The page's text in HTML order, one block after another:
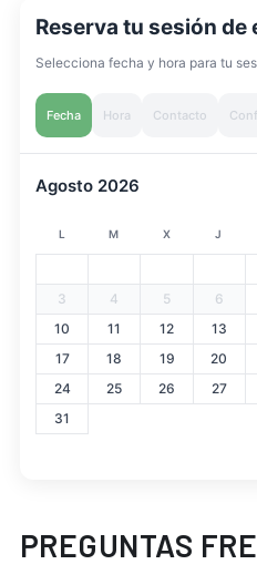
Reserva tu sesión
Selecciona fecha y hora para tu
Fecha Hora Contacto
Agosto 2026
L M X J
3
4 5 6
10
11 12 13
17
18 19 20
24
25 26 27
31
PREGUNTAS